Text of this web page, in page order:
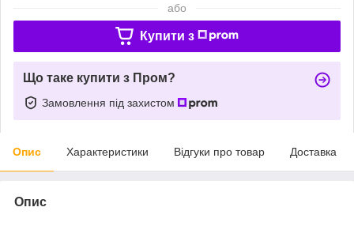
або
Купити з
Що таке купити з Пром?
Замовлення під захистом
Опис Характеристики Відгуки про товар Доставка
Опис